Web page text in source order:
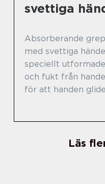
svettiga
Absorberande
med svettiga
speciellt
och fukt från
för att handen
Läs